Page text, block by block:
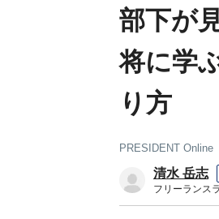
部下が
将に学
り方
PRESIDENT Online
清水 岳志
フリーランス